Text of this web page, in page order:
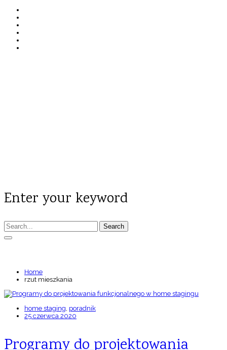
Enter your keyword
Search
Home
rzut mieszkania
home staging, poradnik
25 czerwca 2020